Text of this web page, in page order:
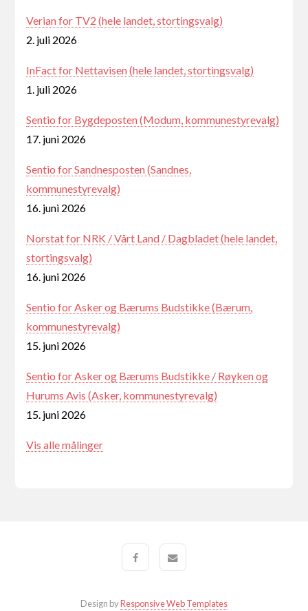
Verian for TV2 (hele landet, stortingsvalg)
2. juli 2026
InFact for Nettavisen (hele landet, stortingsvalg)
1. juli 2026
Sentio for Bygdeposten (Modum, kommunestyrevalg)
17. juni 2026
Sentio for Sandnesposten (Sandnes,
kommunestyrevalg)
16. juni 2026
Norstat for NRK / Vårt Land / Dagbladet (hele landet,
stortingsvalg)
16. juni 2026
Sentio for Asker og Bærums Budstikke (Bærum,
kommunestyrevalg)
15. juni 2026
Sentio for Asker og Bærums Budstikke / Røyken og
Hurums Avis (Asker, kommunestyrevalg)
15. juni 2026
Vis alle målinger
Design byResponsive Web Templates